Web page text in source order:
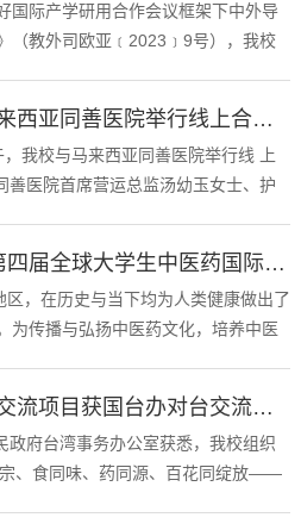
国际产学研用合作会议框架下中外导
（教外司欧亚﹝2023﹞9号），我校
招生总规模，教育部将在研究生...我校与马来西亚同善医院举行线上合作会谈共话合作愿景
我校与马来西亚同善医院举行线 上
善医院首席营运总监汤幼玉女士、护
、护理学院石国...
转发：“同仁堂国药杯”第四届全球大学生中医药国际化征文活动通知
，在历史与当下均为人类健康做出了
为传播与弘扬中医药文化，培养中医
世界针灸学会联合会秘书处和上...我校对台交流项目获国台办对台交流重点项目立项
政府台湾事务办公室获悉，我校组织
宗、食同味、药同源、百花同绽放——